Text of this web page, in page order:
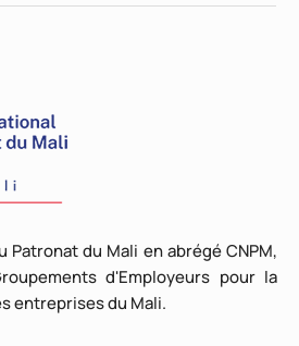
Patronat du Mali en abrégé CNPM,
d'Employeurs pour la
entreprises du Mali.